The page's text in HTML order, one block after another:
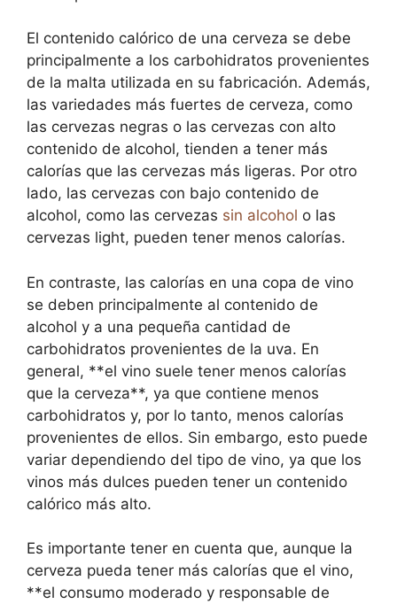
El contenido calórico de una cerveza se debe
principalmente a los carbohidratos provenientes
de la malta utilizada en su fabricación. Además,
las variedades más fuertes de cerveza, como
las cervezas negras o las cervezas con alto
contenido de alcohol, tienden a tener más
calorías que las cervezas más ligeras. Por otro
lado, las cervezas con bajo contenido de
alcohol, como las cervezas sin alcohol o las
cervezas light, pueden tener menos calorías.
En contraste, las calorías en una copa de vino
se deben principalmente al contenido de
alcohol y a una pequeña cantidad de
carbohidratos provenientes de la uva. En
general, **el vino suele tener menos calorías
que la cerveza**, ya que contiene menos
carbohidratos y, por lo tanto, menos calorías
provenientes de ellos. Sin embargo, esto puede
variar dependiendo del tipo de vino, ya que los
vinos más dulces pueden tener un contenido
calórico más alto.
Es importante tener en cuenta que, aunque la
cerveza pueda tener más calorías que el vino,
**el consumo moderado y responsable de